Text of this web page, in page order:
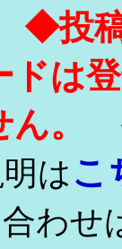
◆投
ドは
。
はこ
わせ